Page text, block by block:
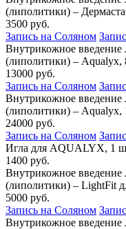
(липолитики) –
3500 руб.
Запись на Соляном
Внутрикожное введение
(липолитики) – Aqualyx,
13000 руб.
Запись на Соляном
Внутрикожное введение
(липолитики) – Aqualyx,
24000 руб.
Запись на Соляном
Игла для AQUALYX, 1
1400 руб.
Внутрикожное введение
(липолитики) – LightFit
5000 руб.
Запись на Соляном
Внутрикожное введение